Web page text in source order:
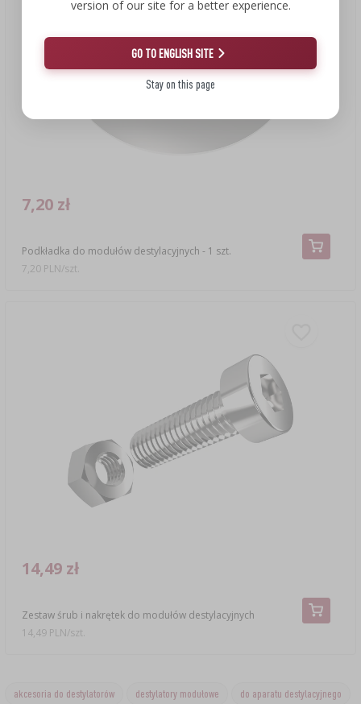
Podkładka do modułów destylacyjnych - 1 szt.
7,20 zł
7,20 PLN/szt.
Zestaw śrub i nakrętek do modułów destylacyjnych
14,49 zł
14,49 PLN/szt.
akcesoria do destylatorów destylatory modułowe do aparatu destylacyjnego
version of our site for a better experience.
GO TO ENGLISH SITE
Stay on this page